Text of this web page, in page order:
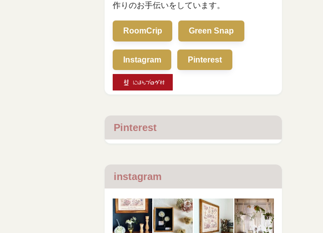
作りのお手伝いをしています。
RoomCrip Green Snap
Instagram Pinterest
Pinterest
instagram